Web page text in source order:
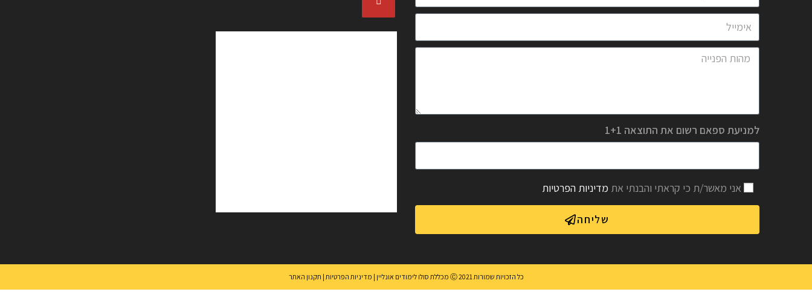
למניעת ספאם רשום את התוצאה 1+1
אני מאשר/ת כי קראתי והבנתי את מדיניות הפרטיות
שליחה
כל הזכויות שמורות Ⓒ 2021 מכללת סולו לימודים אונליין | מדיניות הפרטיות | תקנון האתר